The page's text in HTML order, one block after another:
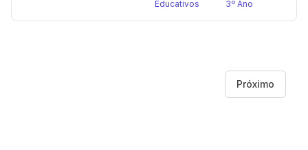
Educativos
3º Ano
Próximo